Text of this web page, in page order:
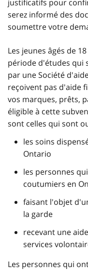
justificatifs pour
serez informé des
soumettre votre
Les jeunes âgés de
période d'études qui
par une Société
reçoivent pas d'aide
vos marques, prêts,
éligible à cette
sont celles qui sont
les soins
Ontario
les personnes
coutumiers en
faisant l'objet
la garde
recevant une
services
Les personnes qui